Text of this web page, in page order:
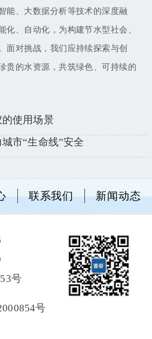
能、大数据分析等技术的深度融
化、自动化，为构建节水型社会、
面对挑战，我们应持续探索与创
贵的水资源，共筑绿色、可持续的
使用场景
市“生命线”安全
联系我们 新闻动态
号
号